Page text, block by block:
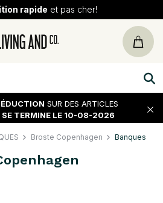
30 joursde tour
SUR DES ARTICLES
SE TERMINE LE 10-08-2026
Broste Copenhagen Banques